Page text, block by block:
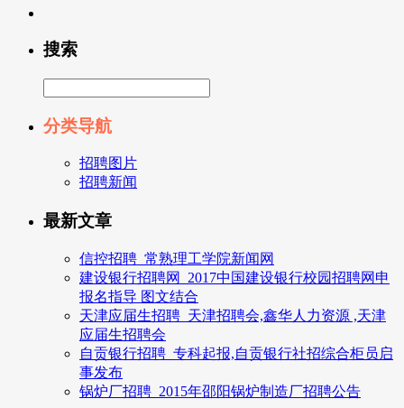
搜索
分类导航
招聘图片
招聘新闻
最新文章
信控招聘_常熟理工学院新闻网
建设银行招聘网_2017中国建设银行校园招聘网申
报名指导 图文结合
天津应届生招聘_天津招聘会,鑫华人力资源 ,天津
应届生招聘会
自贡银行招聘_专科起报,自贡银行社招综合柜员启
事发布
锅炉厂招聘_2015年邵阳锅炉制造厂招聘公告